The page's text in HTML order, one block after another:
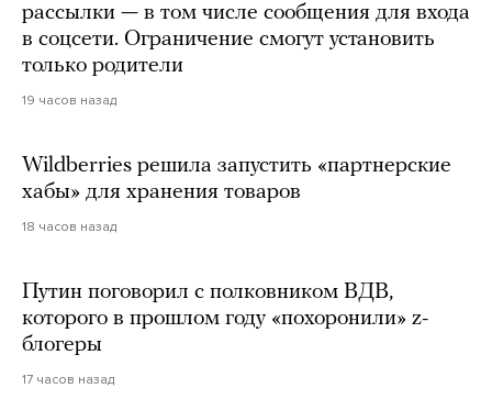
рассылки — в том числе сообщения для входа
в соцсети. Ограничение смогут установить
только родители
19 часов назад
Wildberries решила запустить «партнерские
хабы» для хранения товаров
18 часов назад
Путин поговорил с полковником ВДВ,
которого в прошлом году «похоронили» z-
блогеры
17 часов назад